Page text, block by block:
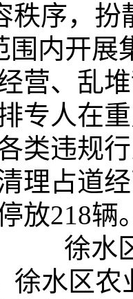
秩序，扮
围内开
营、乱
专人在
类违规
理占道
放218辆
徐水
徐水区